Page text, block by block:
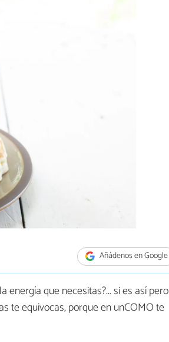
Añádenos en Google
que necesitas?... si es así pero
te equivocas, porque en unCOMO te